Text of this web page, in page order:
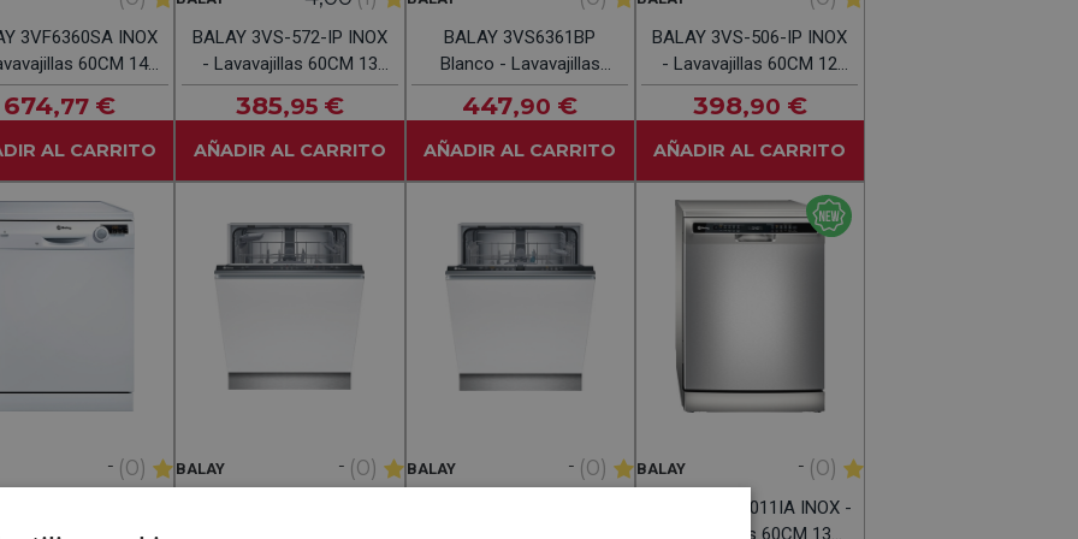
3VF6360SA INOX
60CM 14
Servicios
674,77 €
AL CARRITO
BALAY 3VS-572-IP INOX
- Lavavajillas 60CM 13
Servicios
385,95 €
AÑADIR AL CARRITO
BALAY 3VS6361BP
Blanco - Lavavajillas
60CM 14 Servicios
447,90 €
AÑADIR AL CARRITO
BALAY 3VS-506-IP INOX
- Lavavajillas 60CM 12
Servicios
398,90 €
AÑADIR AL CARRITO
- (0)
- Lavavajillas
BALAY - (0) BALAY - (0) BALAY - (0)
BALAY 3VS5011IA INOX -
Lavavajillas 60CM 13